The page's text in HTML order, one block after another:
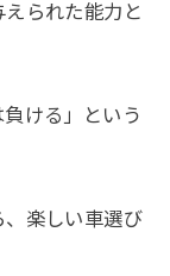
られた能力と
ける」という
、楽しい車選び